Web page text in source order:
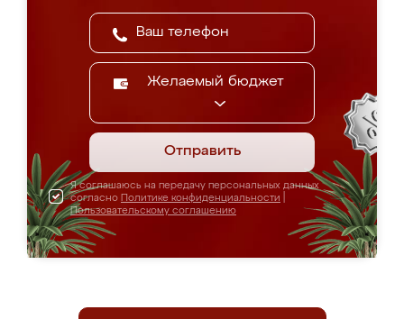
Желаемый бюджет
Отправить
Я соглашаюсь на передачу персональных данных
согласно Политике конфиденциальности
Пользовательскому соглашению